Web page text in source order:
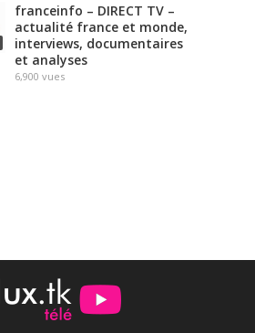
franceinfo – DIRECT TV –
actualité france et monde,
interviews, documentaires
et analyses
6,900 vues